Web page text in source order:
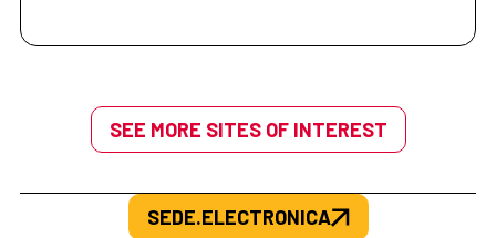
SEE MORE SITES OF INTEREST
SEDE.ELECTRONICA